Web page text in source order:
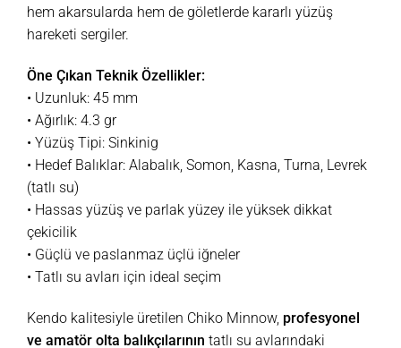
hem akarsularda hem de göletlerde kararlı yüzüş
hareketi sergiler.
Öne Çıkan Teknik Özellikler:
• Uzunluk: 45 mm
• Ağırlık: 4.3 gr
• Yüzüş Tipi: Sinkinig
• Hedef Balıklar: Alabalık, Somon, Kasna, Turna, Levrek
(tatlı su)
• Hassas yüzüş ve parlak yüzey ile yüksek dikkat
çekicilik
• Güçlü ve paslanmaz üçlü iğneler
• Tatlı su avları için ideal seçim
Kendo kalitesiyle üretilen Chiko Minnow, profesyonel
ve amatör olta balıkçılarının tatlı su avlarındaki